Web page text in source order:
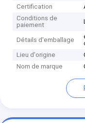
Certification
Conditions de
paiement
Détails d'emballage
Lieu d'origine
Nom de marque